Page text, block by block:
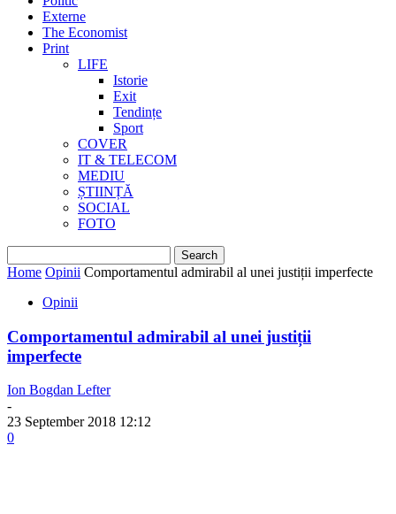
Externe
The Economist
Print
LIFE
Istorie
Exit
Tendințe
Sport
COVER
IT & TELECOM
MEDIU
ȘTIINȚĂ
SOCIAL
FOTO
Home Opinii Comportamentul admirabil al unei justiții imperfecte
Opinii
Comportamentul admirabil al unei justiții
imperfecte
Ion Bogdan Lefter
-
23 September 2018 12:12
0